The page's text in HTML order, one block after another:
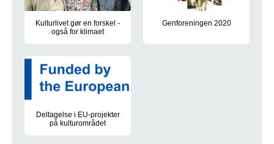
Kulturlivet gør en forskel -
også for klimaet
Genforeningen 2020
Deltagelse i EU-projekter
på kulturområdet